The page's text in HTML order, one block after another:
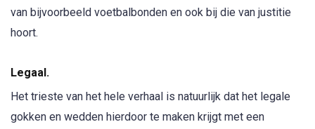
van bijvoorbeeld voetbalbonden en ook bij die van justitie
hoort.
Legaal.
Het trieste van het hele verhaal is natuurlijk dat het legale
gokken en wedden hierdoor te maken krijgt met een